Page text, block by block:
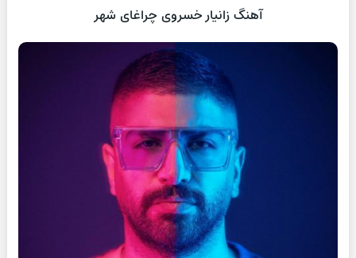
آهنگ زانیار خسروی چراغای شهر